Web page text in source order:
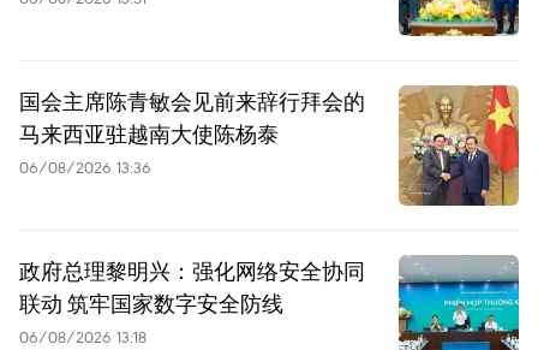
国会主席陈青敏会见前来辞行拜会的
马来西亚驻越南大使陈杨泰
06/08/2026 13:36
政府总理黎明兴：强化网络安全协同
联动 筑牢国家数字安全防线
06/08/2026 13:18